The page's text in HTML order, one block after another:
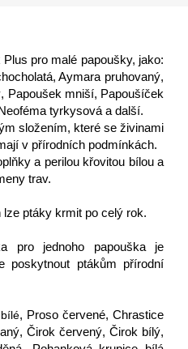
pro malé papoušky, jako:
Aymara pruhovaný,
Papoušek mniší, Papoušíček
tyrkysová a další.
složením, které se živinami
v přírodních podmínkách.
a perilou křovitou bílou a
trav.
ptáky krmit po celý rok.
pro jednoho papouška je
poskytnout ptákům přírodní
, Proso červené, Chrastice
Čirok červený, Čirok bílý,